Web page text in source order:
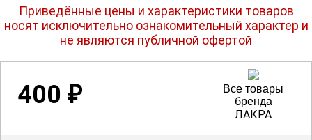
Приведённые цены и характеристики товаров
носят исключительно ознакомительный характер и
не являются публичной офертой
400₽
Все товары
бренда
ЛАКРА